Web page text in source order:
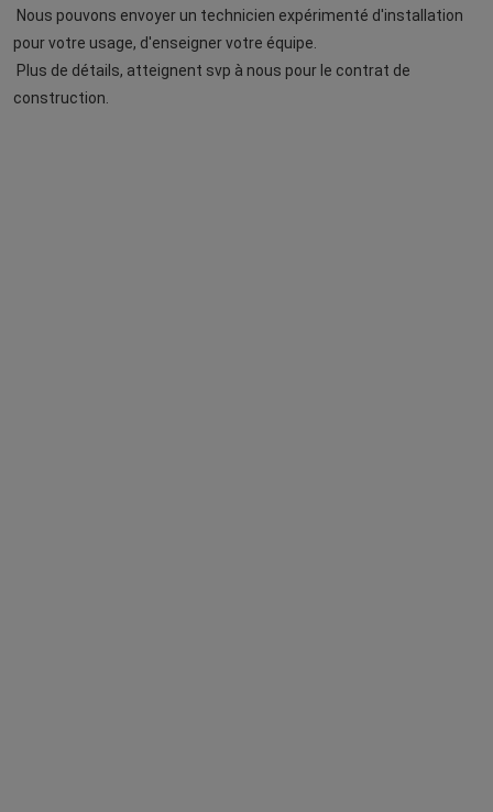
Nous pouvons envoyer un technicien expérimenté d'installation
pour votre usage, d'enseigner votre équipe.
Plus de détails, atteignent svp à nous pour le contrat de
construction.